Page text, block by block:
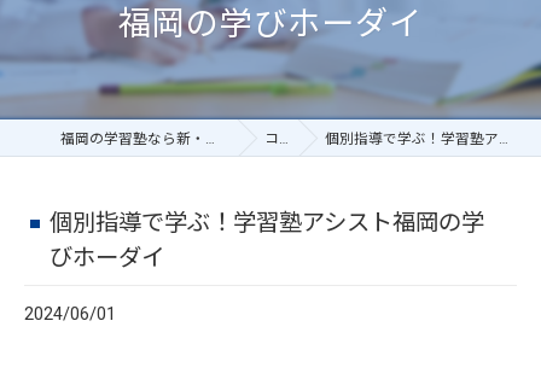
福岡の学びホーダイ
福岡の学習塾なら新・個別指導塾アシスト福岡 コラム 個別指導で学ぶ！学習塾アシスト福岡の学びホーダイ
個別指導で学ぶ！学習塾アシスト福岡の学
びホーダイ
2024/06/01